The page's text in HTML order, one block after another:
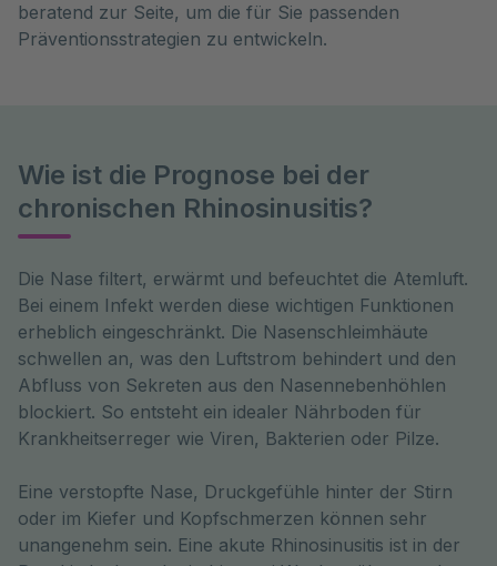
beratend zur Seite, um die für Sie passenden
Präventionsstrategien zu entwickeln.
Wie ist die Prognose bei der
chronischen Rhinosinusitis?
Die Nase filtert, erwärmt und befeuchtet die Atemluft.
Bei einem Infekt werden diese wichtigen Funktionen
erheblich eingeschränkt. Die Nasenschleimhäute
schwellen an, was den Luftstrom behindert und den
Abfluss von Sekreten aus den Nasennebenhöhlen
blockiert. So entsteht ein idealer Nährboden für
Krankheitserreger wie Viren, Bakterien oder Pilze.
Eine verstopfte Nase, Druckgefühle hinter der Stirn
oder im Kiefer und Kopfschmerzen können sehr
unangenehm sein. Eine akute Rhinosinusitis ist in der